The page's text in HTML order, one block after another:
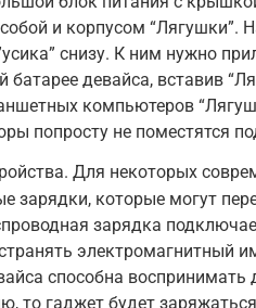
и корпусом “Лягушки”.
снизу. К ним нужно
девайса, вставив
компьютеров
попросту не поместятся
Для некоторых
зарядки, которые могут
зарядка
электромагнитный
способна
то гаджет будет